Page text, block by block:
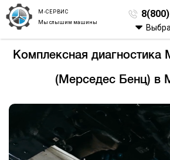
М-СЕРВИС
Мы слышим машины
Комплексная диагностика
(Мерседес Бенц) в